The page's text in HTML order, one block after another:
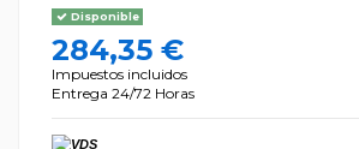
Disponible
284,35 €
Impuestos incluidos
Entrega 24/72 Horas